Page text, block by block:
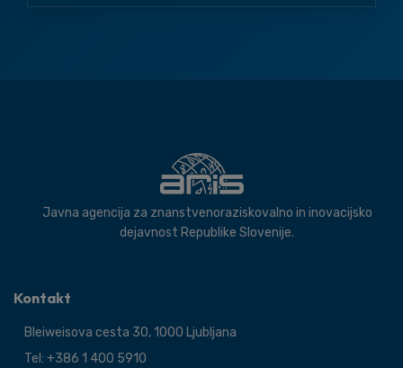
Javna agencija za znanstvenoraziskovalno in inovacijsko
dejavnost Republike Slovenije.
Kontakt
Bleiweisova cesta 30, 1000 Ljubljana
Tel: +386 1 400 5910